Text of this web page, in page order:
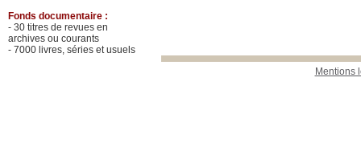
Mentions
Fonds documentaire :
- 30 titres de revues en
archives ou courants
- 7000 livres, séries et usuels